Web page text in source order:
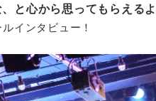
と心から思ってもらえる
インタビュー！